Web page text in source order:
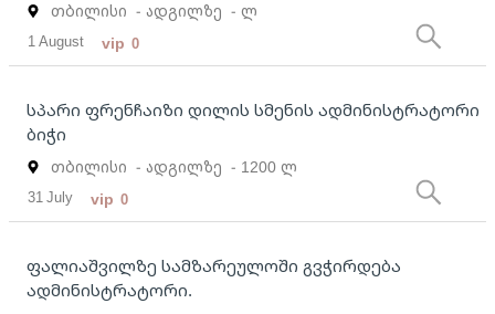
თბილისი - ადგილზე - ლ
1 August vip 0
სპარი ფრენჩაიზი დილის სმენის ადმინისტრატორი
ბიჭი
თბილისი - ადგილზე - 1200 ლ
31 July vip 0
ფალიაშვილზე სამზარეულოში გვჭირდება
ადმინისტრატორი.